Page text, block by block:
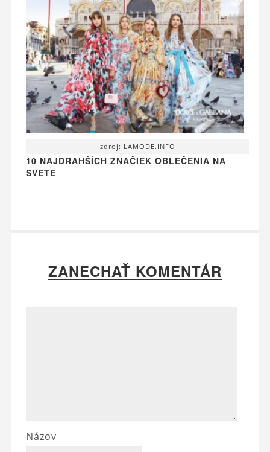
zdroj: LAMODE.INFO
10 NAJDRAHŠÍCH ZNAČIEK OBLEČENIA NA
SVETE
ZANECHAŤ KOMENTÁR
Názov